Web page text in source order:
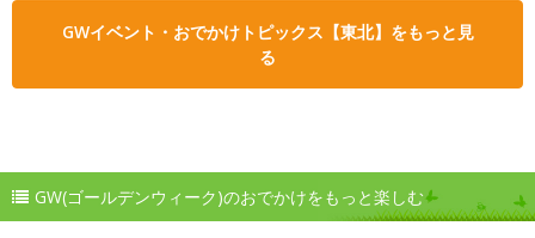
GWイベント・おでかけトピックス【東北】をもっと見
る
GW(ゴールデンウィーク)のおでかけをもっと楽しむ